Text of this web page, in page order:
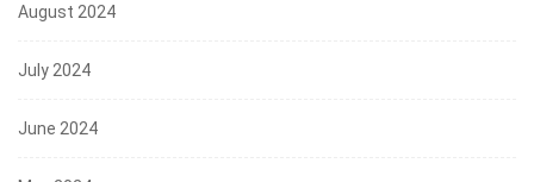
August 2024
July 2024
June 2024